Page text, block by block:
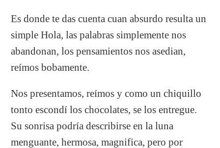
Es donde te das cuenta cuan absurdo resulta un
simple Hola, las palabras simplemente nos
abandonan, los pensamientos nos asedian,
reímos bobamente.
Nos presentamos, reímos y como un chiquillo
tonto escondí los chocolates, se los entregue.
Su sonrisa podría describirse en la luna
menguante, hermosa, magnifica, pero por